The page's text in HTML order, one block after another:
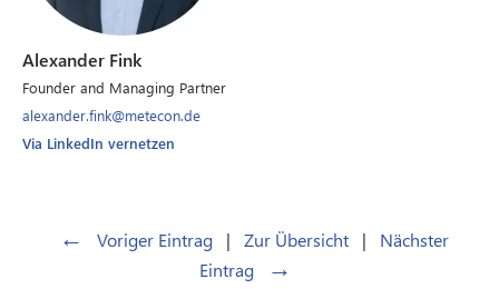
Alexander Fink
Founder and Managing Partner
alexander.fink@metecon.de
Via LinkedIn vernetzen
← Voriger Eintrag | Zur Übersicht |
Nächster
Eintrag
→